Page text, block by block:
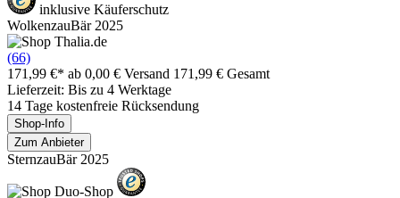
inklusive Käuferschutz
WolkenzauBär 2025
(66)
171,99 €* ab 0,00 € Versand 171,99 € Gesamt
Lieferzeit: Bis zu 4 Werktage
14 Tage kostenfreie Rücksendung
Shop-Info
Zum Anbieter
SternzauBär 2025